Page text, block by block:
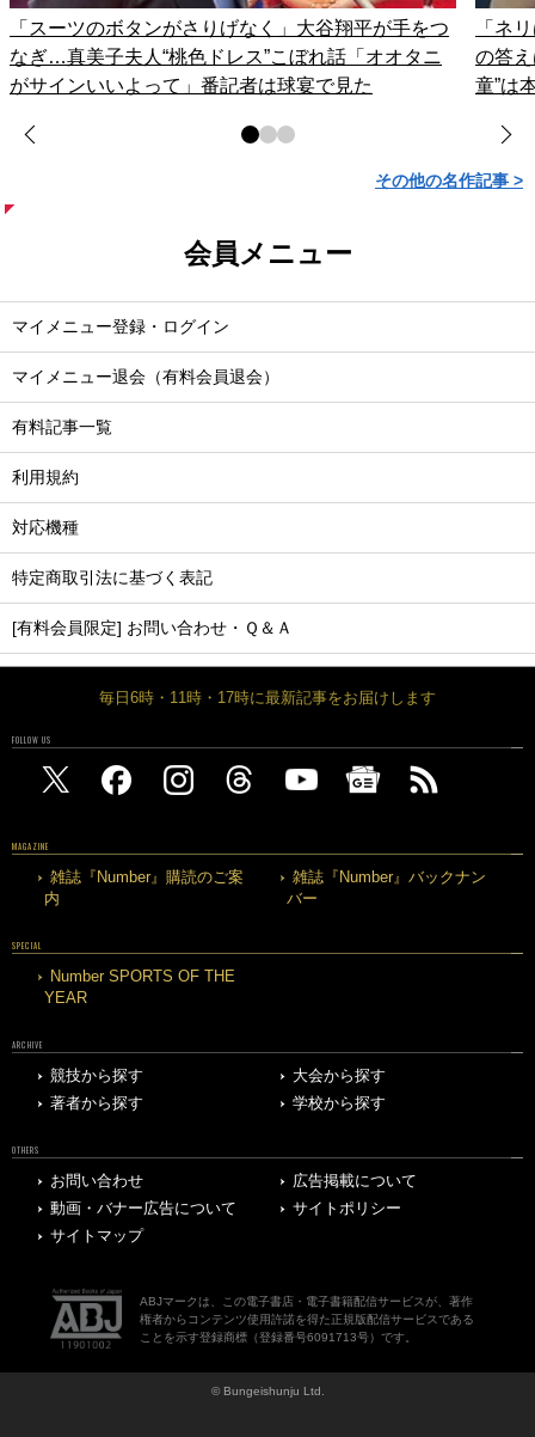
「スーツのボタンがさりげなく」大谷翔平が手をつ
なぎ…真美子夫人“桃色ドレス”こぼれ話「オオタニ
がサインいいよって」番記者は球宴で見た
「ネ
の答
童”は
その他の名作記事 >
会員メニュー
マイメニュー登録・ログイン
マイメニュー退会（有料会員退会）
有料記事一覧
利用規約
対応機種
特定商取引法に基づく表記
[有料会員限定] お問い合わせ・Ｑ＆Ａ
毎日6時・11時・17時に最新記事をお届けします
FOLLOW US
MAGAZINE
雑誌『Number』購読のご案
内
雑誌『Number』バックナン
バー
SPECIAL
Number SPORTS OF THE
YEAR
ARCHIVE
競技から探す
大会から探す
著者から探す
学校から探す
OTHERS
お問い合わせ
広告掲載について
動画・バナー広告について
サイトポリシー
サイトマップ
ABJマークは、この電子書店・電子書籍配信サービスが、著作
権者からコンテンツ使用許諾を得た正規版配信サービスである
ことを示す登録商標（登録番号6091713号）です。
© Bungeishunju Ltd.